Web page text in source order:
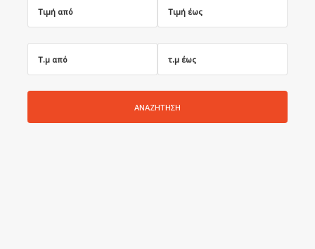
ΑΝΑΖΗΤΗΣΗ